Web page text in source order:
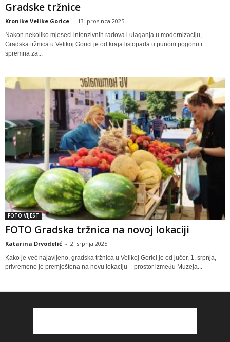
Gradske tržnice
Kronike Velike Gorice - 13. prosinca 2025
Nakon nekoliko mjeseci intenzivnih radova i ulaganja u modernizaciju,
Gradska tržnica u Velikoj Gorici je od kraja listopada u punom pogonu i
spremna za...
FOTO VIJEST
FOTO Gradska tržnica na novoj lokaciji
Katarina Drvodelić - 2. srpnja 2025
Kako je već najavljeno, gradska tržnica u Velikoj Gorici je od jučer, 1. srpnja,
privremeno je premještena na novu lokaciju – prostor između Muzeja...